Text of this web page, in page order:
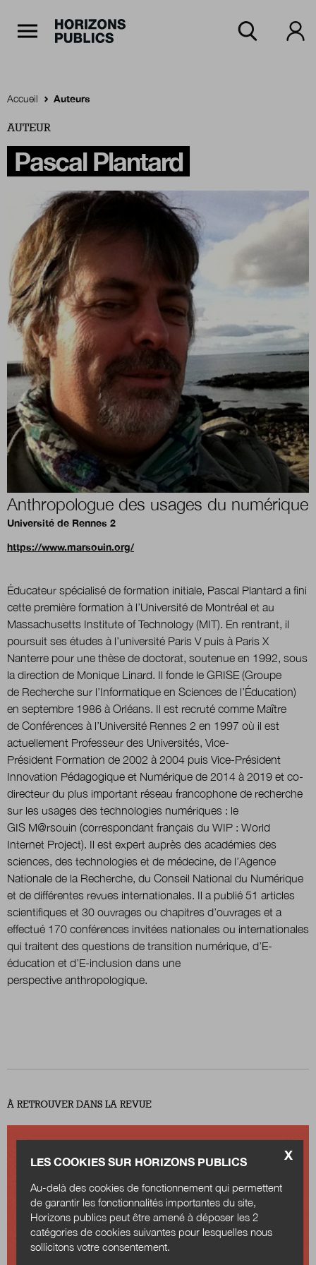
Accueil
Rubriques
Thèmes
Numéros
Boutique
Qui sommes-nous ?
Nous contacter
Newsletter
Renseignez votre email afin de suivre l'actualité
Nous suivre sur Twittersur LinkedInsur
Accueil Auteurs
AUTEUR
Pascal Plantard
Anthropologue des usages du numérique
Université de Rennes 2
https://www.marsouin.org/
Éducateur spécialisé de formation initiale, Pascal Plantard a fini
cette première formation à l’Université de Montréal et au
Massachusetts Institute of Technology (MIT). En rentrant, il
poursuit ses études à l’université Paris V puis à Paris X
Nanterre pour une thèse de doctorat, soutenue en 1992, sous
la direction de Monique Linard. Il fonde le GRISE (Groupe
de Recherche sur l’Informatique en Sciences de l’Éducation)
en septembre 1986 à Orléans. Il est recruté comme Maître
de Conférences à l’Université Rennes 2 en 1997 où il est
actuellement Professeur des Universités, Vice-
Président Formation de 2002 à 2004 puis Vice-Président
Innovation Pédagogique et Numérique de 2014 à 2019 et co-
directeur du plus important réseau francophone de recherche
sur les usages des technologies numériques : le
GIS M@rsouin (correspondant français du WIP : World
Internet Project). Il est expert auprès des académies des
sciences, des technologies et de médecine, de l’Agence
Nationale de la Recherche, du Conseil National du Numérique
et de différentes revues internationales. Il a publié 51 articles
scientifiques et 30 ouvrages ou chapitres d’ouvrages et a
effectué 170 conférences invitées nationales ou internationales
qui traitent des questions de transition numérique, d’E-
éducation et d’E-inclusion dans une
perspective anthropologique.
À RETROUVER DANS LA REVUE
X
LES COOKIES SUR HORIZONS PUBLICS
Au-delà des cookies de fonctionnement qui permettent
de garantir les fonctionnalités importantes du site,
Horizons publics peut être amené à déposer les 2
catégories de cookies suivantes pour lesquelles nous
sollicitons votre consentement.